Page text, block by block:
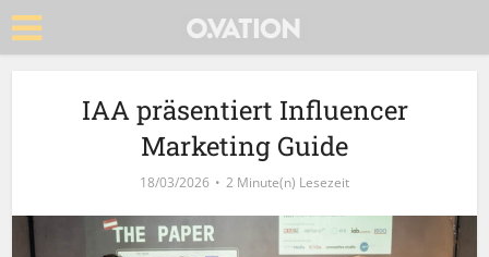
IAA präsentiert Influencer
Marketing Guide
18/03/2026 2 Minute(n) Lesezeit